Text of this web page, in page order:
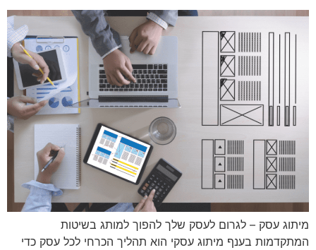
מיתוג עסק – לגרום לעסק שלך להפוך למותג בשיטות
המתקדמות בענף מיתוג עסקי הוא תהליך הכרחי לכל עסק כדי